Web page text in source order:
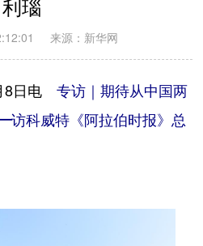
利瑙
来源：新华网
8日电专访｜期待从中国两
科威特《阿拉伯时报》总